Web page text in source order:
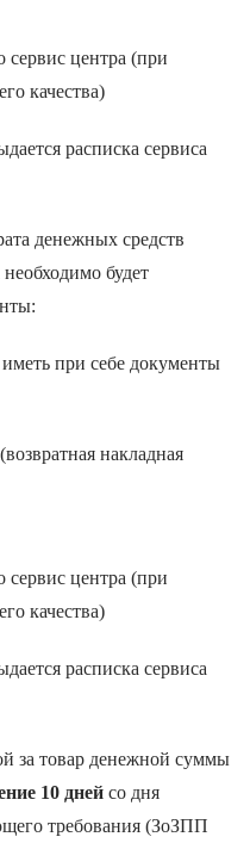
сервис центра (при
качества)
расписка сервиса
денежных средств
будет
при себе документы
накладная
сервис центра (при
качества)
расписка сервиса
за товар денежной суммы
10 дней со дня
требования (ЗоЗПП